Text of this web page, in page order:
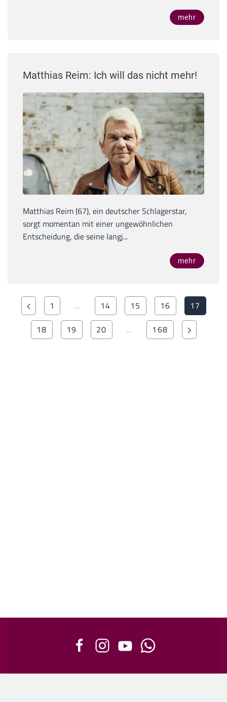
mehr
Matthias Reim: Ich will das nicht mehr!
Matthias Reim (67), ein deutscher Schlagerstar,
sorgt momentan mit einer ungewöhnlichen
Entscheidung, die seine langj...
mehr
1 … 14 15 16
17
18
19 20 … 168